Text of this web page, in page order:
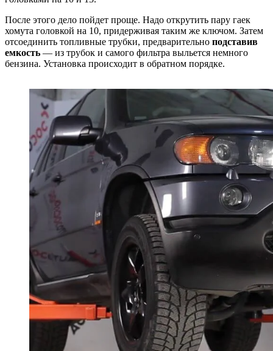
После этого дело пойдет проще. Надо открутить пару гаек
хомута головкой на 10, придерживая таким же ключом. Затем
отсоединить топливные трубки, предварительно подставив
емкость — из трубок и самого фильтра выльется немного
бензина. Установка происходит в обратном порядке.